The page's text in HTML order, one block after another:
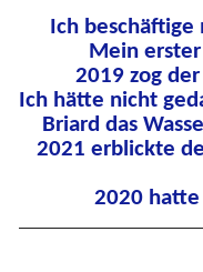
Ich
Mein
2019 zog
Ich hätte nicht
Briard das
2021 erblickte
2020